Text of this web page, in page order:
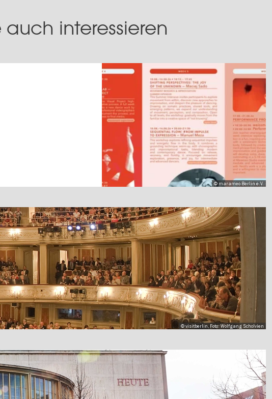
interessieren
© marameo Berlin e.V.
© visitberlin, Foto: Wolfgang Scholvien